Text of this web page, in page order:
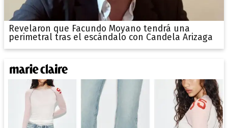
Revelaron que Facundo Moyano tendrá una
perimetral tras el escándalo con Candela Arizaga